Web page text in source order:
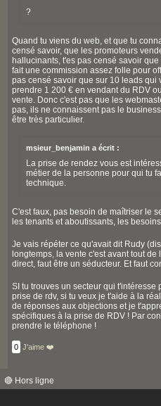
?
Quand tu viens du web, et que tu
censé savoir, que les promoteurs
hallucinants, t'es pas censé savoir
fait une commission assez folle pour
pas censé savoir que sur 10 leads qui
prendre 1 200 € en vendant du RDV
vente. Donc c'est pas que les
pas, ils ne connaissent pas le
être très particulier.
msieur_benjamin a écrit :
La prise de rendez vous est
métier de la personne pour qui tu
technique.
C'est faux, pas besoin de maîtriser le
les tenants et aboutissants, les
Je vais répéter ce qu'avait dit Rudy
longtemps, la vente c'est avant tout
direct, faut être un séducteur. Et faut
SI tu trouves un secteur qui
prise de rdv, si tu veux je t'aide à la
de réponses aux objections et je
spécifiques à la prise de RDV ! Par
prendre le téléphone !
0 J'aime ❤️
🔴 Hors ligne